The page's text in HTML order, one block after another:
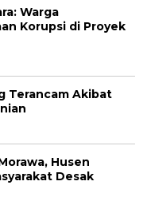
Warga
Korupsi di Proyek
Terancam Akibat
Husen
Desak